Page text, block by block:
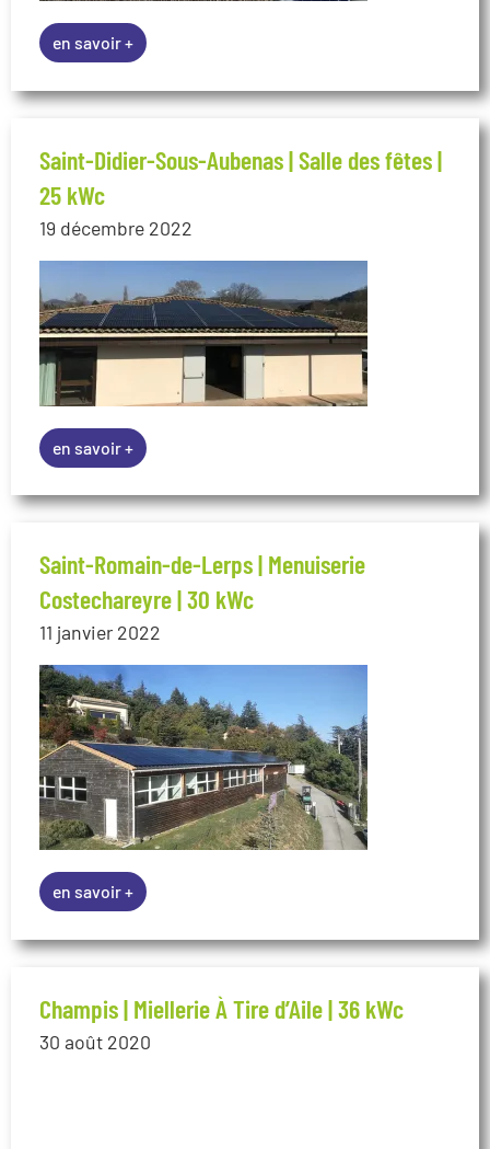
en savoir +
Saint-Didier-Sous-Aubenas | Salle des fêtes |
25 kWc
19 décembre 2022
en savoir +
Saint-Romain-de-Lerps | Menuiserie
Costechareyre | 30 kWc
11 janvier 2022
en savoir +
Champis | Miellerie À Tire d’Aile | 36 kWc
30 août 2020